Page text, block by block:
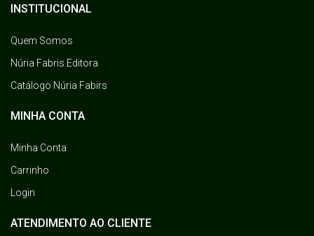
INSTITUCIONAL
Quem Somos
Núria Fabris Editora
Catálogo Núria Fabirs
MINHA CONTA
Minha Conta
Carrinho
Login
ATENDIMENTO AO CLIENTE